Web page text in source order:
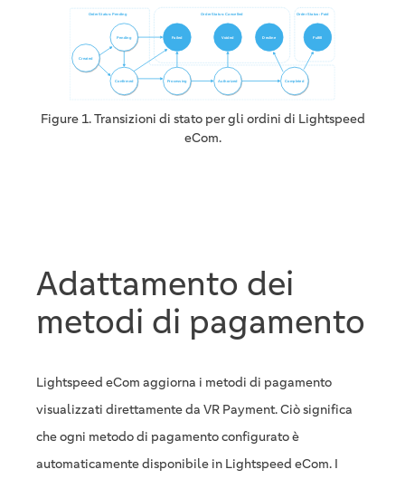
Figure 1. Transizioni di stato per gli ordini di Lightspeed
eCom.
Adattamento dei
metodi di pagamento
Lightspeed eCom aggiorna i metodi di pagamento
visualizzati direttamente da VR Payment. Ciò significa
che ogni metodo di pagamento configurato è
automaticamente disponibile in Lightspeed eCom. I